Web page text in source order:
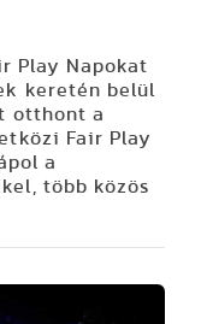
Play Napokat
keretén belül
otthont a
Fair Play
a
több közös